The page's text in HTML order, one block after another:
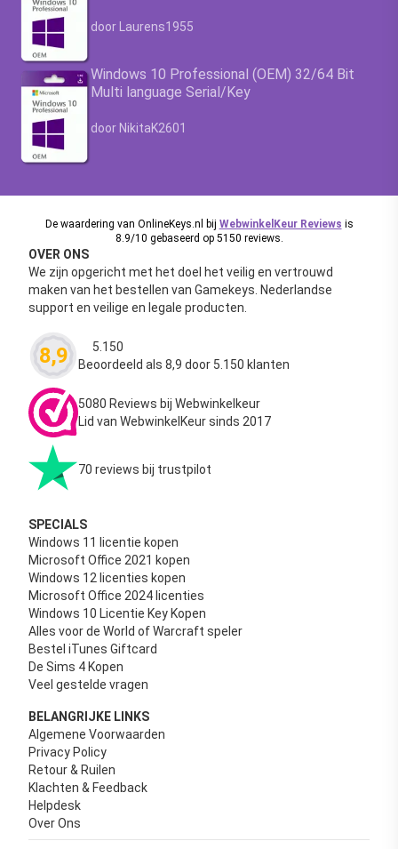
Waardering4.63uit 5
door Laurens1955
Windows 10 Professional (OEM) 32/64 Bit
Multi language Serial/Key
Waardering4.63
door NikitaK2601
De waardering van OnlineKeys.nl bij WebwinkelKeur Reviews is
8.9/10 gebaseerd op 5150 reviews.
OVER ONS
We zijn opgericht met het doel het veilig en vertrouwd
maken van het bestellen van Gamekeys. Nederlandse
support en veilige en legale producten.
8,9 Waardering
5.150
Beoordeeld als 8,9 door 5.150 klanten
5080 Reviews bij Webwinkelkeur
Lid van WebwinkelKeur sinds 2017
70 reviews bij trustpilot
SPECIALS
Windows 11 licentie kopen
Microsoft Office 2021 kopen
Windows 12 licenties kopen
Microsoft Office 2024 licenties
Windows 10 Licentie Key Kopen
Alles voor de World of Warcraft speler
Bestel iTunes Giftcard
De Sims 4 Kopen
Veel gestelde vragen
BELANGRIJKE LINKS
Algemene Voorwaarden
Privacy Policy
Retour & Ruilen
Klachten & Feedback
Helpdesk
Over Ons